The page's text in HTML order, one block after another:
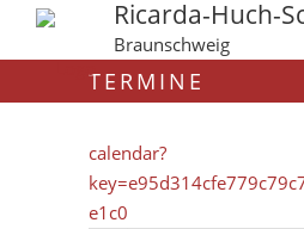
Ricarda-Huch-
Braunschweig
TERMINE
calendar?
e1c0